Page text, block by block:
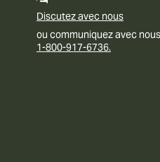
Discutez avec nous
ou communiquez avec
1-800-917-6736.